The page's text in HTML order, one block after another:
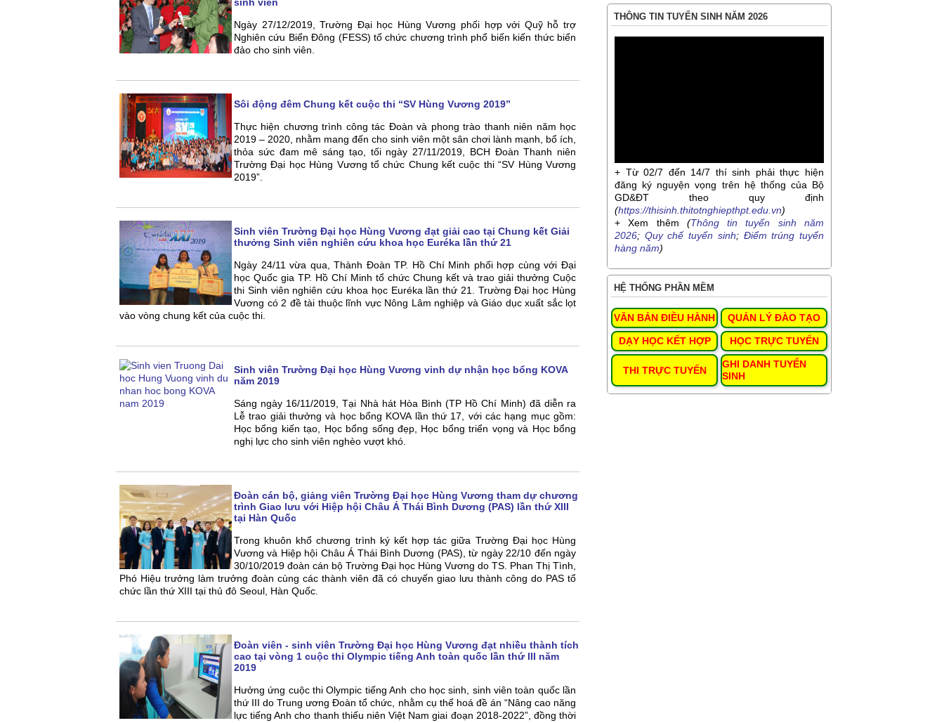
sinh viên
Ngày 27/12/2019, Trường Đại học Hùng Vương phối hợp với Quỹ hỗ trợ
Nghiên cứu Biển Đông (FESS) tổ chức chương trình phổ biến kiến thức biển
đảo cho sinh viên.
Sôi động đêm Chung kết cuộc thi “SV Hùng Vương 2019”
Thực hiện chương trình công tác Đoàn và phong trào thanh niên năm học
2019 – 2020, nhằm mang đến cho sinh viên một sân chơi lành mạnh, bổ ích,
thỏa sức đam mê sáng tạo, tối ngày 27/11/2019, BCH Đoàn Thanh niên
Trường Đại học Hùng Vương tổ chức Chung kết cuộc thi “SV Hùng Vương
2019”.
Sinh viên Trường Đại học Hùng Vương đạt giải cao tại Chung kết Giải
thưởng Sinh viên nghiên cứu khoa học Euréka lần thứ 21
Ngày 24/11 vừa qua, Thành Đoàn TP. Hồ Chí Minh phối hợp cùng với Đại
học Quốc gia TP. Hồ Chí Minh tổ chức Chung kết và trao giải thưởng Cuộc
thi Sinh viên nghiên cứu khoa học Euréka lần thứ 21. Trường Đại học Hùng
Vương có 2 đề tài thuộc lĩnh vực Nông Lâm nghiệp và Giáo dục xuất sắc lọt
vào vòng chung kết của cuộc thi.
Sinh viên Trường Đại học Hùng Vương vinh dự nhận học bổng KOVA
năm 2019
Sáng ngày 16/11/2019, Tại Nhà hát Hòa Bình (TP Hồ Chí Minh) đã diễn ra
Lễ trao giải thưởng và học bổng KOVA lần thứ 17, với các hạng mục gồm:
Học bổng kiến tạo, Học bổng sống đẹp, Học bổng triển vọng và Học bổng
nghị lực cho sinh viên nghèo vượt khó.
Đoàn cán bộ, giảng viên Trường Đại học Hùng Vương tham dự chương
trình Giao lưu với Hiệp hội Châu Á Thái Bình Dương (PAS) lần thứ XIII
tại Hàn Quốc
Trong khuôn khổ chương trình ký kết hợp tác giữa Trường Đại học Hùng
Vương và Hiệp hội Châu Á Thái Bình Dương (PAS), từ ngày 22/10 đến ngày
30/10/2019 đoàn cán bộ Trường Đại học Hùng Vương do TS. Phan Thị Tình,
Phó Hiệu trưởng làm trưởng đoàn cùng các thành viên đã có chuyến giao lưu thành công do PAS tổ
chức lần thứ XIII tại thủ đô Seoul, Hàn Quốc.
Đoàn viên - sinh viên Trường Đại học Hùng Vương đạt nhiều thành tích
cao tại vòng 1 cuộc thi Olympic tiếng Anh toàn quốc lần thứ III năm
2019
Hưởng ứng cuộc thi Olympic tiếng Anh cho học sinh, sinh viên toàn quốc lần
thứ III do Trung ương Đoàn tổ chức, nhằm cụ thể hoá đề án “Nâng cao năng
lực tiếng Anh cho thanh thiếu niên Việt Nam giai đoạn 2018-2022”, đồng thời
THÔNG TIN TUYỂN SINH NĂM 2026
+ Từ 02/7 đến 14/7 thí sinh phải thực hiện
đăng ký nguyện vọng trên hệ thống của Bộ
GD&ĐT theo quy định
(https://thisinh.thitotnghiepthpt.edu.vn)
+ Xem thêm (Thông tin tuyển sinh năm
2026; Quy chế tuyển sinh; Điểm trúng tuyển
hàng năm)
HỆ THỐNG PHẦN MỀM
VĂN BẢN ĐIỀU HÀNH QUẢN LÝ ĐÀO TẠO
DẠY HỌC KẾT HỢP HỌC TRỰC TUYẾN
THI TRỰC TUYẾN
GHI DANH TUYỂN
SINH